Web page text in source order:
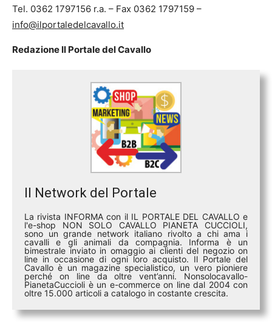
Tel. 0362 1797156 r.a. – Fax 0362 1797159 –
info@ilportaledelcavallo.it
Redazione Il Portale del Cavallo
Il Network del Portale
La rivista INFORMA con il IL PORTALE DEL CAVALLO e
l'e-shop NON SOLO CAVALLO PIANETA CUCCIOLI,
sono un grande network italiano rivolto a chi ama i
cavalli e gli animali da compagnia. Informa è un
bimestrale inviato in omaggio ai clienti del negozio on
line in occasione di ogni loro acquisto. Il Portale del
Cavallo è un magazine specialistico, un vero pioniere
perché on line da oltre vent’anni. Nonsolocavallo-
PianetaCuccioli è un e-commerce on line dal 2004 con
oltre 15.000 articoli a catalogo in costante crescita.